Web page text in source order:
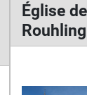
Église de
Rouhling